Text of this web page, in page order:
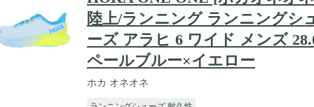
陸上/ランニング ランニングシ
ーズ アラヒ 6 ワイド メンズ
ペールブルー×イエロー
ホカ オネオネ